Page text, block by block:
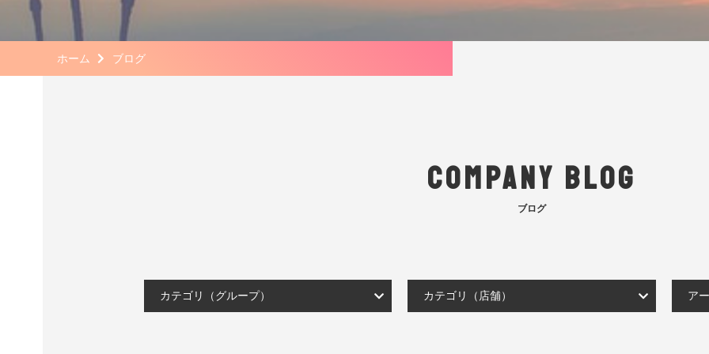
ホーム ブログ
COMPANY BLOG
ブログ
カテゴリ（グループ） カテゴリ（店舗） ア